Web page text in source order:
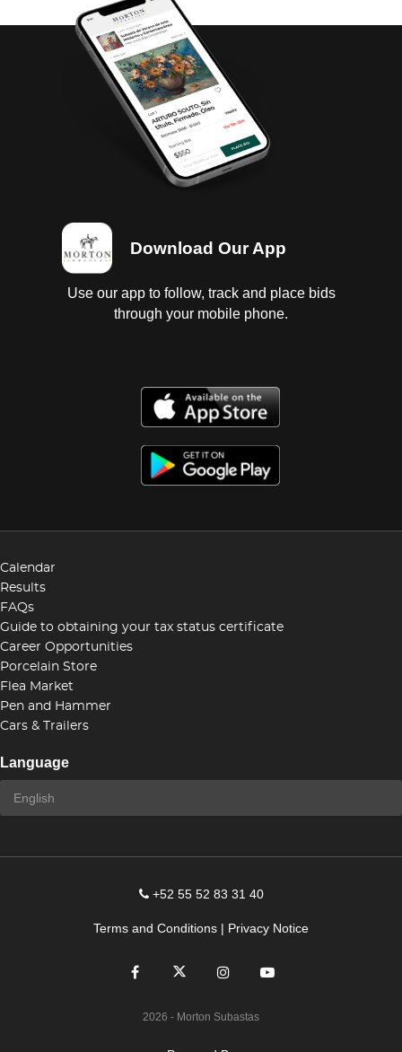
Download Our App
Use our app to follow, track and place bids
through your mobile phone.
Calendar
Results
FAQs
Guide to obtaining your tax status certificate
Career Opportunities
Porcelain Store
Flea Market
Pen and Hammer
Cars & Trailers
Language
+52 55 52 83 31 40
Terms and Conditions | Privacy Notice
2026 - Morton Subastas